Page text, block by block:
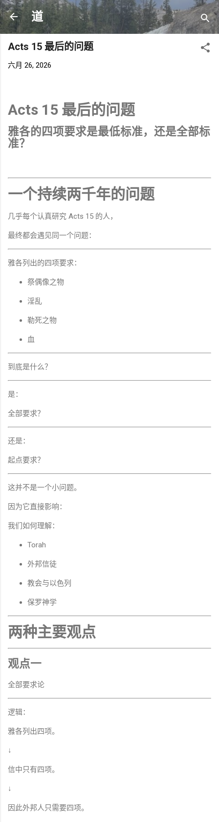
跳至主要内容
道
Acts 15 最后的问题
六月 26, 2026
Acts 15 最后的问题
雅各的四项要求是最低标准，还是全部标
准？
一个持续两千年的问题
几乎每个认真研究 Acts 15 的人，
最终都会遇见同一个问题：
雅各列出的四项要求：
祭偶像之物
淫乱
勒死之物
血
到底是什么？
是：
全部要求？
还是：
起点要求？
这并不是一个小问题。
因为它直接影响：
我们如何理解：
Torah
外邦信徒
教会与以色列
保罗神学
两种主要观点
观点一
全部要求论
逻辑：
雅各列出四项。
↓
信中只有四项。
↓
因此外邦人只需要四项。